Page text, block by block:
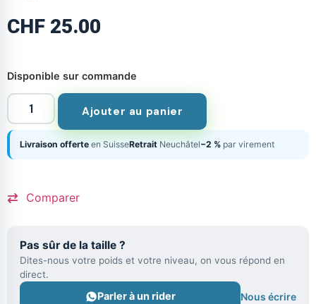
CHF 25.00
Disponible sur commande
Ajouter au panier
Livraison offerte en SuisseRetrait Neuchâtel−2 % par virement
Comparer
Pas sûr de la taille ?
Dites-nous votre poids et votre niveau, on vous répond en
direct.
Parler à un rider Nous écrire